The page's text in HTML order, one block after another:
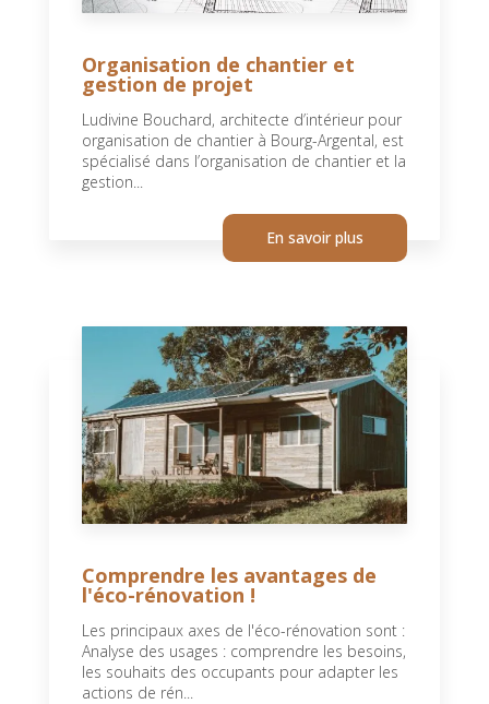
Organisation de chantier et
gestion de projet
Ludivine Bouchard, architecte d’intérieur pour
organisation de chantier à Bourg-Argental, est
spécialisé dans l’organisation de chantier et la
gestion...
En savoir plus
Comprendre les avantages de
l'éco-rénovation !
Les principaux axes de l'éco-rénovation sont :
Analyse des usages : comprendre les besoins,
les souhaits des occupants pour adapter les
actions de rén...